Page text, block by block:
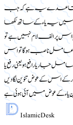
کا قاعدے یہ ہے کہ جب
یہ یاء کے ساتھ لکھا
اس پر الف لام نہیں ہے تو
عامل ناصب ہوگا تو اس
جار یا رافع ہو یعنی رفع یا
کے عوض تنوین لگا دیں
کے عوض میں آئی ہوئی ہے
IslamicDesk